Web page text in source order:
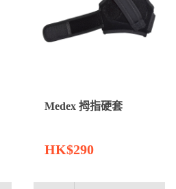
Medex 拇指硬套
HK$290